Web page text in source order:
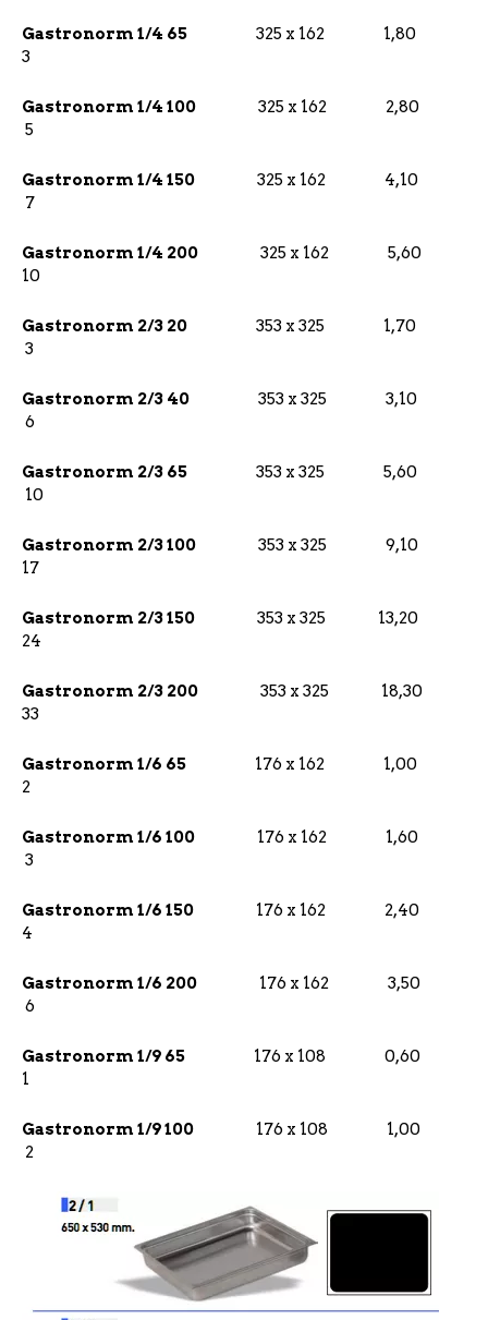
Gastronorm 1/4 65 325 x 162 1,80
3
Gastronorm 1/4 100 325 x 162 2,80
5
Gastronorm 1/4 150 325 x 162 4,10
7
Gastronorm 1/4 200 325 x 162 5,60
10
Gastronorm 2/3 20 353 x 325 1,70
3
Gastronorm 2/3 40 353 x 325 3,10
6
Gastronorm 2/3 65 353 x 325 5,60
10
Gastronorm 2/3 100 353 x 325 9,10
17
Gastronorm 2/3 150 353 x 325 13,20
24
Gastronorm 2/3 200 353 x 325 18,30
33
Gastronorm 1/6 65 176 x 162 1,00
2
Gastronorm 1/6 100 176 x 162 1,60
3
Gastronorm 1/6 150 176 x 162 2,40
4
Gastronorm 1/6 200 176 x 162 3,50
6
Gastronorm 1/9 65 176 x 108 0,60
1
Gastronorm 1/9 100 176 x 108 1,00
2